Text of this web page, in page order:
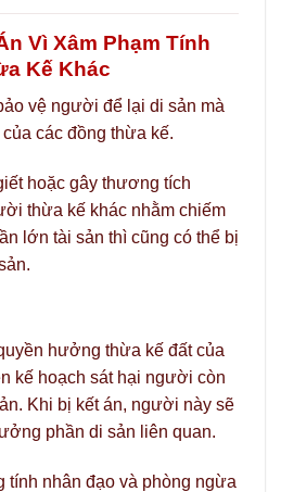
Vì Xâm Phạm Tính
Kế Khác
vệ người để lại di sản mà
các đồng thừa kế.
hoặc gây thương tích
thừa kế khác nhằm chiếm
lớn tài sản thì cũng có thể bị
hưởng thừa kế đất của
kế hoạch sát hại người còn
Khi bị kết án, người này sẽ
phần di sản liên quan.
tính nhân đạo và phòng ngừa